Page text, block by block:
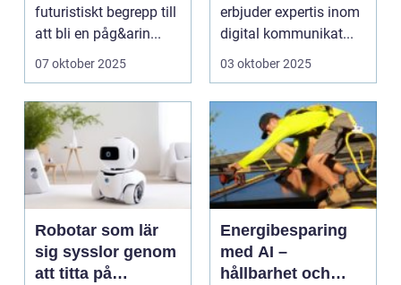
futuristiskt begrepp till
att bli en påg&arin...
07 oktober 2025
erbjuder expertis inom
digital kommunikat...
03 oktober 2025
Robotar som lär
sig sysslor genom
att titta på
Energibesparing
med AI –
hållbarhet och